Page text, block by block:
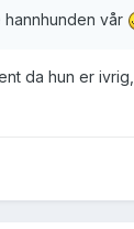
vår
da hun er